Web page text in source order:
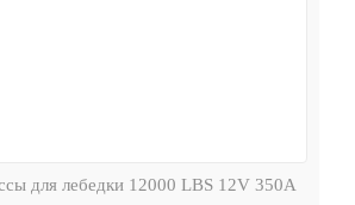
для лебедки 12000 LBS 12V 350А